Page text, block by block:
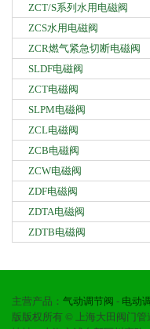
ZCT/S系列水用电磁阀
ZCS水用电磁阀
ZCR燃气紧急切断电磁阀
SLDF电磁阀
ZCT电磁阀
SLPM电磁阀
ZCL电磁阀
ZCB电磁阀
ZCW电磁阀
ZDF电磁阀
ZDTA电磁阀
ZDTB电磁阀
主营产品： 气动调节阀 - 电动
版版权所有 © 上海大田阀门管